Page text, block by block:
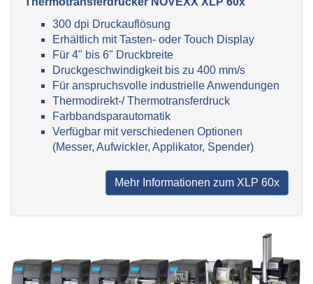
300 dpi Druckauflösung
Erhältlich mit Tasten- oder Touch Display
Für 4" bis 6" Druckbreite
Druckgeschwindigkeit bis zu 400 mm/s
Für anspruchsvolle industrielle Anwendungen
Thermodirekt-/ Thermotransferdruck
Farbbandsparautomatik
Verfügbar mit verschiedenen Optionen
(Messer, Aufwickler, Applikator, Spender)
Mehr Informationen zum XLP 60x